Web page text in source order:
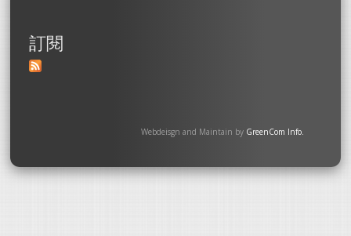
訂閱
Webdeisgn and Maintain by GreenCom Info.